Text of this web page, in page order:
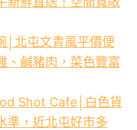
│北屯文青風平價便
、鹹豬肉，菜色豐富
Shot Cafe│白色貨
準，近北屯好市多